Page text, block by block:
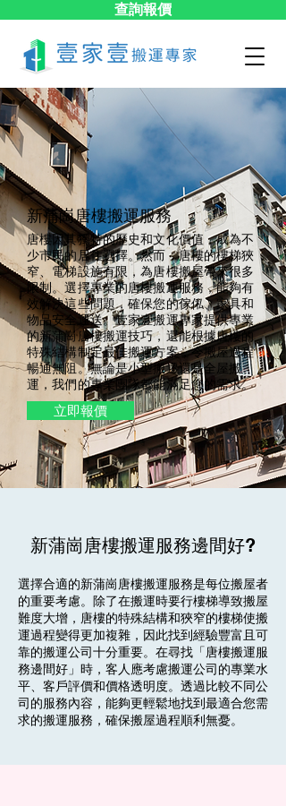
查詢報價
新蒲崗​唐樓搬運服務
唐樓因其獨特的歷史和文化價值，成為不
少市民的居住選擇。然而，唐樓的樓梯狹
窄、電梯設施有限，為唐樓搬屋帶來很多
限制。選擇專業的唐樓搬運服務，能夠有
效解決這些問題，確保您的傢俬、家具和
物品安全運送。壹家壹搬運專家提供專業
的新蒲崗唐樓搬運技巧，還能根據唐樓的
特殊結構制定最佳搬運方案，令搬屋過程
暢通無阻。無論是小型搬遷還是全屋搬
運，我們的專業團隊都能滿足您的需求。
立即報價
新蒲崗唐樓搬運服務邊間好?
選擇合適的新蒲崗唐樓搬運服務是每位搬屋者
的重要考慮。除了在搬運時要行樓梯導致搬屋
難度大增，唐樓的特殊結構和狹窄的樓梯使搬
運過程變得更加複雜，因此找到經驗豐富且可
靠的搬運公司十分重要。在尋找「唐樓搬運服
務邊間好」時，客人應考慮搬運公司的專業水
平、客戶評價和價格透明度。透過比較不同公
司的服務內容，能夠更輕鬆地找到最適合您需
求的搬運服務，確保搬屋過程順利無憂。